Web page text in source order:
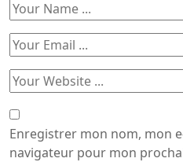
Enregistrer mon nom, mon
navigateur pour mon